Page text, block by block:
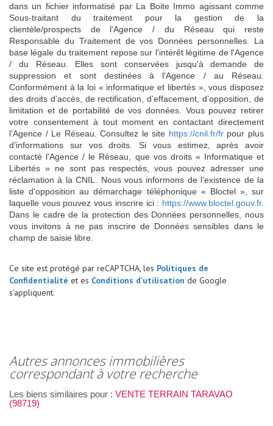
dans un fichier informatisé par La Boite Immo agissant comme
Sous-traitant du traitement pour la gestion de la
clientèle/prospects de l'Agence / du Réseau qui reste
Responsable du Traitement de vos Données personnelles. La
base légale du traitement repose sur l'intérêt légitime de l'Agence
/ du Réseau. Elles sont conservées jusqu'à demande de
suppression et sont destinées à l'Agence / au Réseau.
Conformément à la loi « informatique et libertés », vous disposez
des droits d’accès, de rectification, d’effacement, d’opposition, de
limitation et de portabilité de vos données. Vous pouvez retirer
votre consentement à tout moment en contactant directement
l’Agence / Le Réseau. Consultez le site https://cnil.fr/frpour plus
d’informations sur vos droits. Si vous estimez, après avoir
contacté l'Agence / le Réseau, que vos droits « Informatique et
Libertés » ne sont pas respectés, vous pouvez adresser une
réclamation à la CNIL. Nous vous informons de l’existence de la
liste d'opposition au démarchage téléphonique « Bloctel », sur
laquelle vous pouvez vous inscrire ici : https://www.bloctel.gouv.fr.
Dans le cadre de la protection des Données personnelles, nous
vous invitons à ne pas inscrire de Données sensibles dans le
champ de saisie libre.
Ce site est protégé par reCAPTCHA, les Politiques de
Confidentialité et es Conditions d'utilisation de Google
s'appliquent.
autres annonces immobilières
correspondant à votre recherche
Les biens similaires pour : VENTE TERRAIN TARAVAO
(98719)